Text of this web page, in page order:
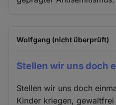
Wolfgang (nicht überprüft)
Stellen wir uns doch
Stellen wir uns doch
Kinder kriegen,